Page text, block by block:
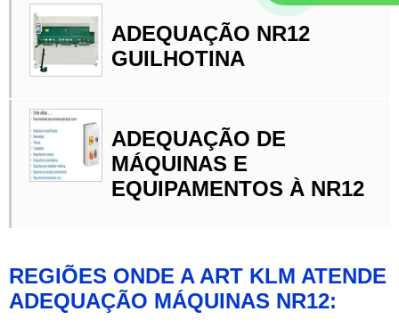
ADEQUAÇÃO NR12
GUILHOTINA
ADEQUAÇÃO DE
MÁQUINAS E
EQUIPAMENTOS À NR12
REGIÕES ONDE A ART KLM ATENDE
ADEQUAÇÃO MÁQUINAS NR12: